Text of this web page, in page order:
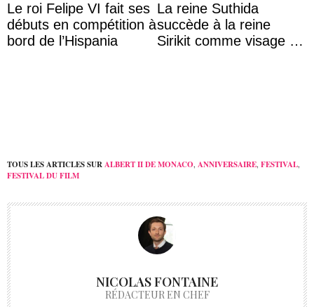
Le roi Felipe VI fait ses
débuts en compétition à
bord de l’Hispania
La reine Suthida
succède à la reine
Sirikit comme visage de
TOUS LES ARTICLES SURALBERT II DE MONACO, ANNIVERSAIRE, FESTIVAL,
FESTIVAL DU FILM
NICOLAS FONTAINE
RÉDACTEUR EN CHEF